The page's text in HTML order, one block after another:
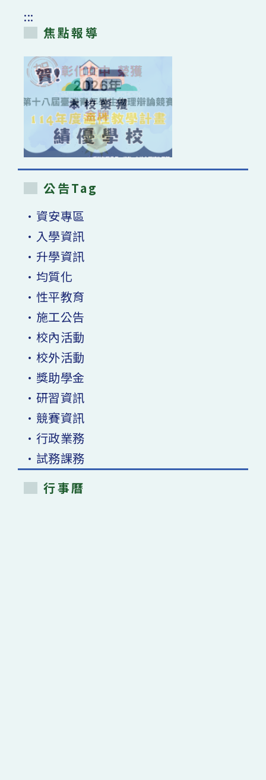
:::
焦點報導
公告Tag
•資安專區
•入學資訊
•升學資訊
•均質化
•性平教育
•施工公告
•校內活動
•校外活動
•獎助學金
•研習資訊
•競賽資訊
•行政業務
•試務課務
行事曆